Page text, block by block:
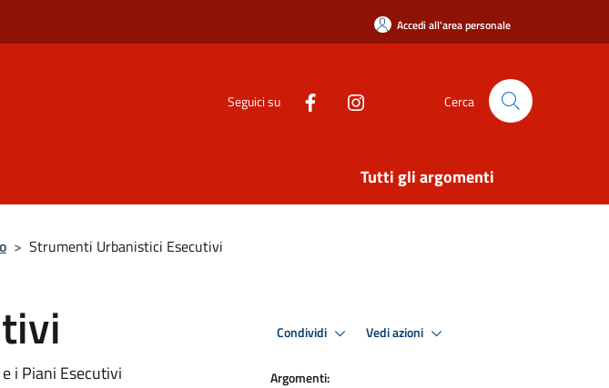
Accedi all'area personale
Seguici su Cerca
Tutti gli argomenti
> Strumenti Urbanistici Esecutivi
i Piani Esecutivi
Condividi Vedi azioni
Argomenti: